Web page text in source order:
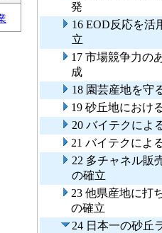
発
16 EOD反応を活
立
17 市場競争力の
成
18 園芸産地を守
19 砂丘地におけ
20 バイテクによ
21 バイテクによ
22 多チャネル販
の確立
23 他県産地に打
の確立
24 日本一の砂丘